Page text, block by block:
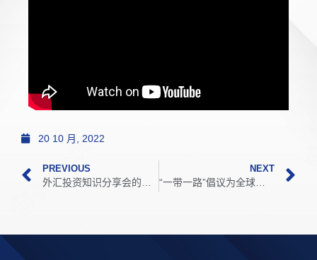
20 10 月, 2022
PREVIOUS
外汇投资知识分享会的出席者有话说，赶快来听听！
NEXT
“一带一路”倡议为全球经济增长提供了新的驱动力